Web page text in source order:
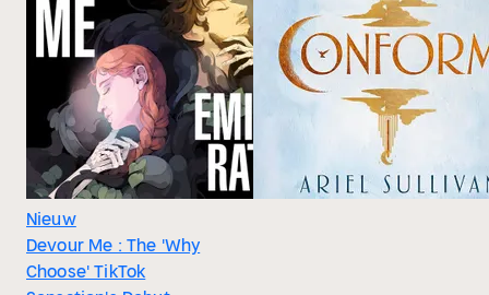
Nieuw
Devour Me : The 'Why
Choose' TikTok